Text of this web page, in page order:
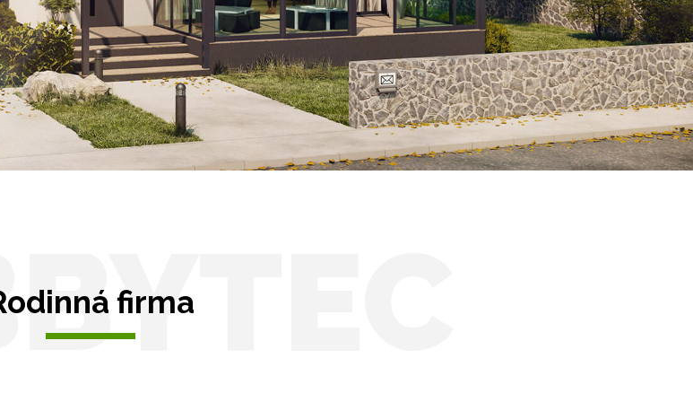
Solární pergoly
Zimní zahrady HORECA
Solární zimní zahrady
firma